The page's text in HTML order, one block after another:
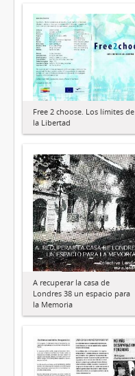
Free 2 choose. Los límites de
la Libertad
A recuperar la casa de
Londres 38 un espacio para
la Memoria